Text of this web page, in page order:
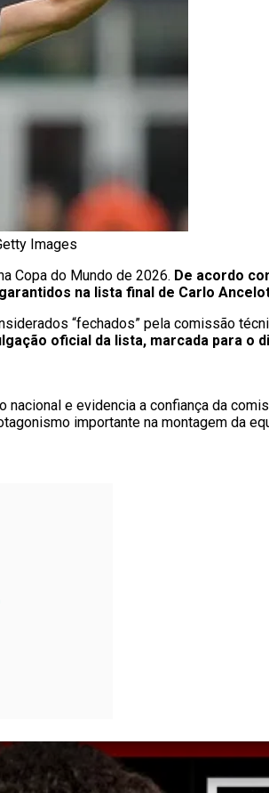
Images
Copa do Mundo de 2026. De acordo
na lista final de Carlo
“fechados” pela comissão
oficial da lista, marcada para o
nacional e evidencia a confiança da
importante na montagem da